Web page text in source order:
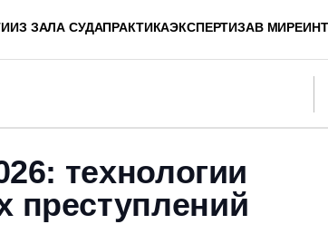
ИЗ ЗАЛА СУДАПРАКТИКАЭКСПЕРТИЗАВ МИРЕ
технологии
преступлений